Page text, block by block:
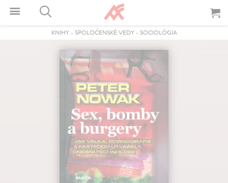
KNIHY- SPOLOČENSKÉ VEDY- SOCIOLÓGIA